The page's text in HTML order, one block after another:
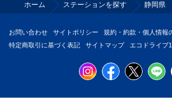
ホーム ステーションを探す 静岡県
お問い合わせ サイトポリシー
規約・約款・個人情報
特定商取引に基づく表記
サイトマップ エコドライブ